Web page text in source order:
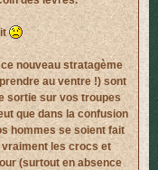
nouveau stratagème
au ventre !) sont
sortie sur vos troupes
que dans la confusion
hommes se soient fait
les crocs et
(surtout en absence